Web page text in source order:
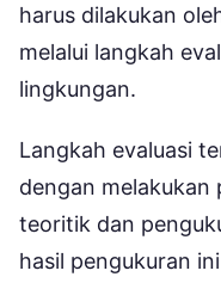
harus dilakukan
melalui langkah
lingkungan.
Langkah evaluasi
dengan melakukan
teoritik dan
hasil pengukuran